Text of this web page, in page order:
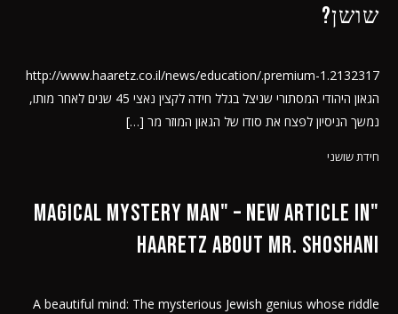
שושן?
http://www.haaretz.co.il/news/education/.premium-1.2132317
הגאון היהודי המסתורי שניצל בגלל חידה לקצין נאצי 45 שנים לאחר מותו,
נמשך הניסיון לפצח את סודו של הגאון המוזר מר […]
חידת שושני
"Magical Mystery Man" – new article in
Haaretz about Mr. Shoshani
A beautiful mind: The mysterious Jewish genius whose riddle